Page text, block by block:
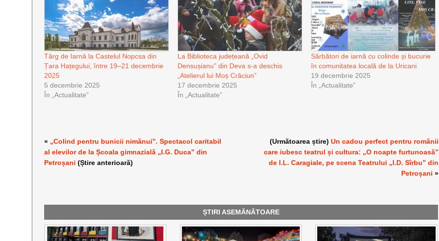
Târg de Iarnă la Castelul Nopcsa din
Țara Hațegului, între 19–21 decembrie
2025
5 decembrie 2025
În „Actualitate”
La Biblioteca județeană „Ovid
Densușianu” din Deva s-a deschis
„Atelierul lui Moș Crăciun”
17 decembrie 2025
În „Actualitate”
Sărbători de iarnă cu colinde și bucurie
în comunitatea locală de la Uricani
19 decembrie 2025
În „Actualitate”
« „Colind pentru bunicii nimănui”. Spectacol caritabil
al elevilor de la Școala gimnazială „I.G. Duca” din
Petroșani (Știre anterioară)
(Următoarea știre)Un cadou perfect pentru românii
care iubesc teatrul și cultura: „O noapte furtunoasă”
de I.L. Caragiale, pe scena Teatrului „I.D. Sîrbu” din
Petroșani »
ȘTIRI ASEMĂNĂTOARE